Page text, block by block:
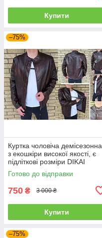
Купити
–75%
Куртка чоловіча демісезонна
з екошкіри високої якості, є
підліткові розміри DIKAI
Готово до відправки
750 ₴ 3 000 ₴
Купити
–75%